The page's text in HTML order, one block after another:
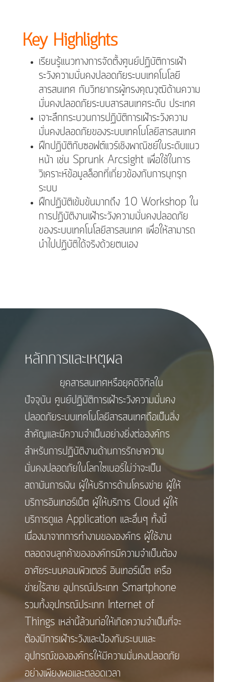
Key Highlights
เรียนรู้แนวทางการจัดตั้งศูนย์ปฏิบัติการเฝ้า
ระวังความมั่นคงปลอดภัยระบบเทคโนโลยี
สารสนเทศ กับวิทยากรผู้ทรงคุณวุฒิด้านความ
มั่นคงปลอดภัยระบบสารสนเทศระดับ ประเทศ
เจาะลึกกระบวนการปฏิบัติการเฝ้าระวังความ
มั่นคงปลอดภัยของระบบเทคโนโลยีสารสนเทศ
ฝึกปฏิบัติกับซอฟต์แวร์เชิงพาณิชย์ในระดับแนว
หน้า เช่น Sprunk Arcsight เพื่อใช้ในการ
วิเคราะห์ข้อมูลล็อกที่เกี่ยวข้องกับการบุกรุก
ระบบ
ฝึกปฏิบัติเข้มข้นมากถึง 10 Workshop ใน
การปฏิบัติงานเฝ้าระวังความมั่นคงปลอดภัย
ของระบบเทคโนโลยีสารสนเทศ เพื่อให้สามารถ
นำไปปฏิบัติได้จริงด้วยตนเอง
หลักการและเหตุผล
ยุคสารสนเทศหรือยุคดิจิทัลใน
ปัจจุบัน ศูนย์ปฏิบัติการเฝ้าระวังความมั่นคง
ปลอดภัยระบบเทคโนโลยีสารสนเทศถือเป็นสิ่ง
สำคัญและมีความจำเป็นอย่างยิ่งต่อองค์กร
สำหรับการปฏิบัติงานด้านการรักษาความ
มั่นคงปลอดภัยในโลกไซเบอร์ไม่ว่าจะเป็น
สถาบันการเงิน ผู้ให้บริการด้านโครงข่าย ผู้ให้
บริการอินเทอร์เน็ต ผู้ให้บริการ Cloud ผู้ให้
บริการดูแล Application และอื่นๆ ทั้งนี้
เนื่องมาจากการทำงานขององค์กร ผู้ใช้งาน
ตลอดจนลูกค้าขององค์กรมีความจำเป็นต้อง
อาศัยระบบคอมพิวเตอร์ อินเทอร์เน็ต เครือ
ข่ายไร้สาย อุปกรณ์ประเภท Smartphone
รวมทั้งอุปกรณ์ประเภท Internet of
Things เหล่านี้ล้วนก่อให้เกิดความจำเป็นที่จะ
ต้องมีการเฝ้าระวังและป้องกันระบบและ
อุปกรณ์ขององค์กรให้มีความมั่นคงปลอดภัย
อย่างเพียงพอและตลอดเวลา